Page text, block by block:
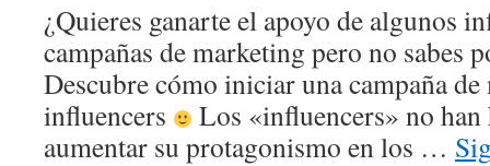
¿Quieres ganarte el apoyo de algunos
campañas de marketing pero no sabes
Descubre cómo iniciar una campaña
influencers
Los «influencers» no han
aumentar su protagonismo en los …